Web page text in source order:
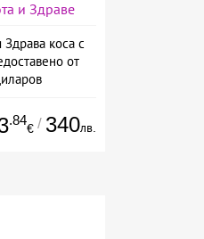
и Здраве
коса с
от
.84
€ / 340лв.